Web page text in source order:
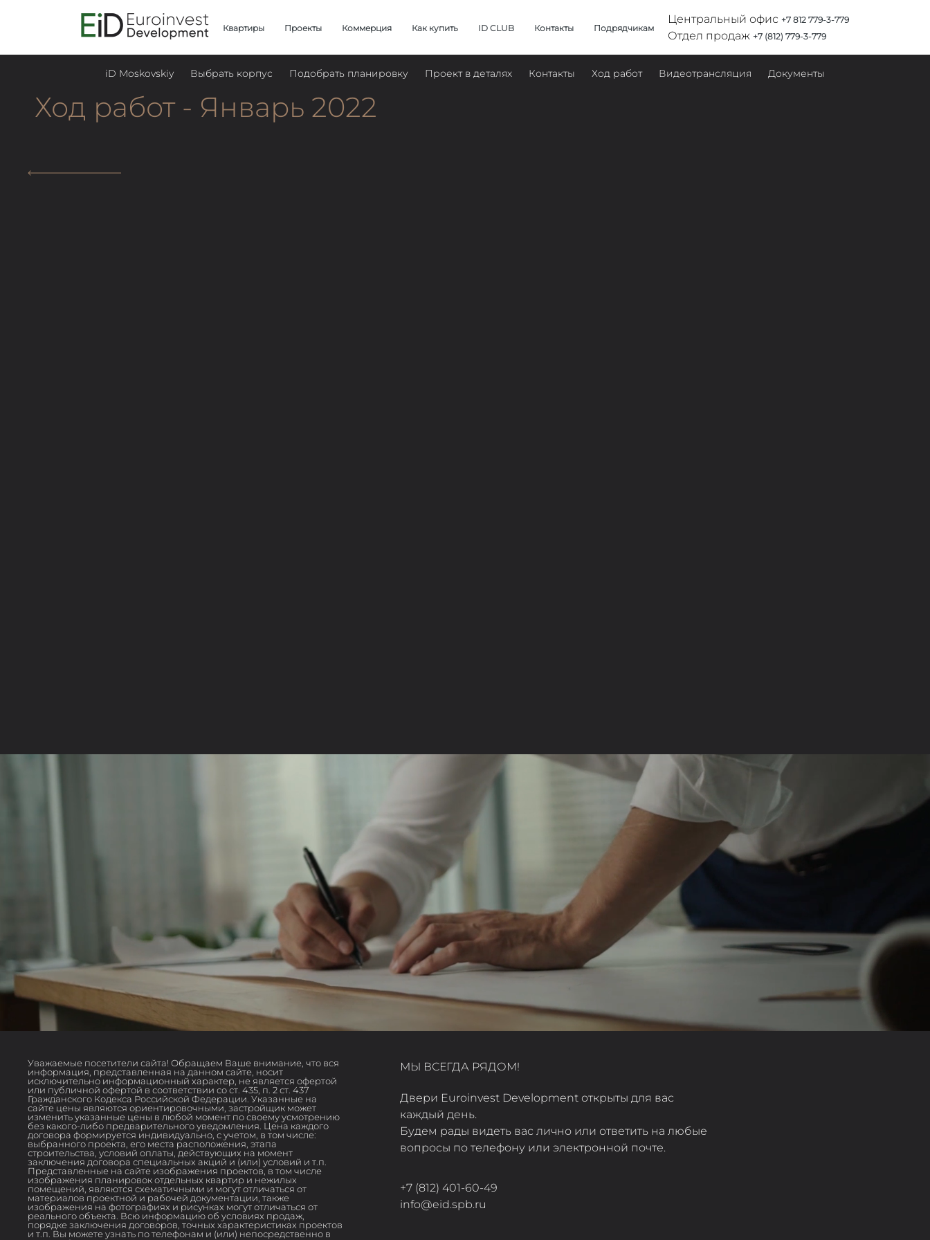
Квартиры Проекты Коммерция Как купить ID CLUB Контакты Подрядчикам
Центральный офис +7 812 779-3-779
Отдел продаж +7 (812) 779-3-779
iD Moskovskiy Выбрать корпус Подобрать планировку Проект в деталях Контакты Ход работ Видеотрансляция Документы
Ход работ - Январь 2022
Уважаемые посетители сайта! Обращаем Ваше внимание, что вся
информация, представленная на данном сайте, носит
исключительно информационный характер, не является офертой
или публичной офертой в соответствии со ст. 435, п. 2 ст. 437
Гражданского Кодекса Российской Федерации. Указанные на
сайте цены являются ориентировочными, застройщик может
изменить указанные цены в любой момент по своему усмотрению
без какого-либо предварительного уведомления. Цена каждого
договора формируется индивидуально, с учетом, в том числе:
выбранного проекта, его места расположения, этапа
строительства, условий оплаты, действующих на момент
заключения договора специальных акций и (или) условий и т.п.
Представленные на сайте изображения проектов, в том числе
изображения планировок отдельных квартир и нежилых
помещений, являются схематичными и могут отличаться от
материалов проектной и рабочей документации, также
изображения на фотографиях и рисунках могут отличаться от
реального объекта. Всю информацию об условиях продаж,
порядке заключения договоров, точных характеристиках проектов
и т.п. Вы можете узнать по телефонам и (или) непосредственно в
МЫ ВСЕГДА РЯДОМ!
Двери Euroinvest Development открыты для вас
каждый день.
Будем рады видеть вас лично или ответить на любые
вопросы по телефону или электронной почте.
+7 (812) 401-60-49
info@eid.spb.ru